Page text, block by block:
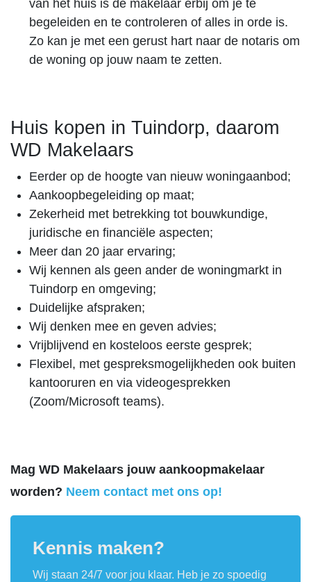
van het huis is de makelaar erbij om je te
begeleiden en te controleren of alles in orde is.
Zo kan je met een gerust hart naar de notaris om
de woning op jouw naam te zetten.
Huis kopen in Tuindorp, daarom
WD Makelaars
Eerder op de hoogte van nieuw woningaanbod;
Aankoopbegeleiding op maat;
Zekerheid met betrekking tot bouwkundige,
juridische en financiële aspecten;
Meer dan 20 jaar ervaring;
Wij kennen als geen ander de woningmarkt in
Tuindorp en omgeving;
Duidelijke afspraken;
Wij denken mee en geven advies;
Vrijblijvend en kosteloos eerste gesprek;
Flexibel, met gespreksmogelijkheden ook buiten
kantooruren en via videogesprekken
(Zoom/Microsoft teams).
Mag WD Makelaars jouw aankoopmakelaar
worden? Neem contact met ons op!
Kennis maken?
Wij staan 24/7 voor jou klaar. Heb je zo spoedig